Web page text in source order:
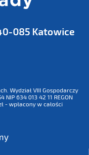
085 Katowice
Wydział VIII Gospodarczy
634 013 42 11 REGON
- wpłacony w całości